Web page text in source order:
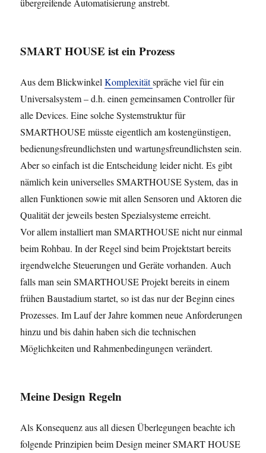
übergreifende Automatisierung anstrebt.
SMART HOUSE ist ein Prozess
Aus dem BlickwinkelKomplexitätspräche viel für ein
Universalsystem – d.h. einen gemeinsamen Controller für
alle Devices. Eine solche Systemstruktur für
SMARTHOUSE müsste eigentlich am kostengünstigen,
bedienungsfreundlichsten und wartungsfreundlichsten sein.
Aber so einfach ist die Entscheidung leider nicht. Es gibt
nämlich kein universelles SMARTHOUSE System, das in
allen Funktionen sowie mit allen Sensoren und Aktoren die
Qualität der jeweils besten Spezialsysteme erreicht.
Vor allem installiert man SMARTHOUSE nicht nur einmal
beim Rohbau. In der Regel sind beim Projektstart bereits
irgendwelche Steuerungen und Geräte vorhanden. Auch
falls man sein SMARTHOUSE Projekt bereits in einem
frühen Baustadium startet, so ist das nur der Beginn eines
Prozesses. Im Lauf der Jahre kommen neue Anforderungen
hinzu und bis dahin haben sich die technischen
Möglichkeiten und Rahmenbedingungen verändert.
Meine Design Regeln
Als Konsequenz aus all diesen Überlegungen beachte ich
folgende Prinzipien beim Design meiner SMART HOUSE